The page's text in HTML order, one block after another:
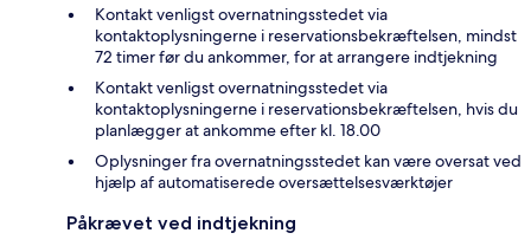
Kontakt venligst overnatningsstedet via
kontaktoplysningerne i reservationsbekræftelsen, mindst
72 timer før du ankommer, for at arrangere indtjekning
Kontakt venligst overnatningsstedet via
kontaktoplysningerne i reservationsbekræftelsen, hvis du
planlægger at ankomme efter kl. 18.00
Oplysninger fra overnatningsstedet kan være oversat ved
hjælp af automatiserede oversættelsesværktøjer
Påkrævet ved indtjekning